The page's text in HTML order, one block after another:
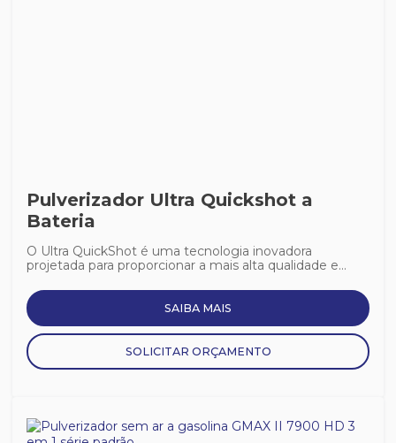
Pulverizador Ultra Quickshot a
Bateria
O Ultra QuickShot é uma tecnologia inovadora
projetada para proporcionar a mais alta qualidade e...
SAIBA MAIS
SOLICITAR ORÇAMENTO